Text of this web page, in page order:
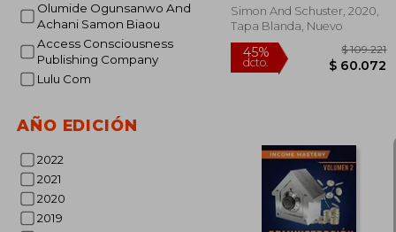
Olumide Ogunsanwo And
Achani Samon Biaou
Access Consciousness
Publishing Company
Lulu Com
AÑO EDICIÓN
2022
2021
2020
2019
Simon And Schuster, 2020,
Tapa Blanda, Nuevo